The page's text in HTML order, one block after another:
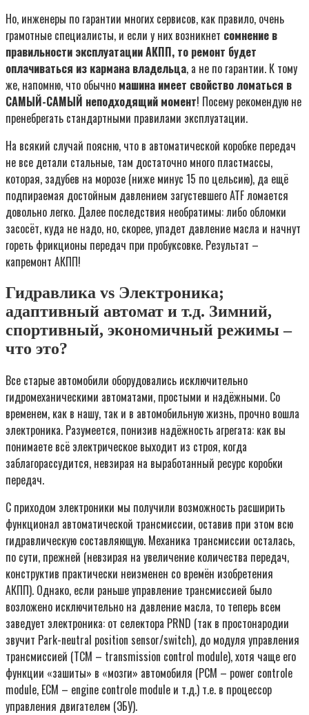
Но, инженеры по гарантии многих сервисов, как правило, очень
грамотные специалисты, и если у них возникнет сомнение в
правильности эксплуатации АКПП, то ремонт будет
оплачиваться из кармана владельца, а не по гарантии. К тому
же, напомню, что обычно машина имеет свойство ломаться в
САМЫЙ-САМЫЙ неподходящий момент! Посему рекомендую не
пренебрегать стандартными правилами эксплуатации.
На всякий случай поясню, что в автоматической коробке передач
не все детали стальные, там достаточно много пластмассы,
которая, задубев на морозе (ниже минус 15 по цельсию), да ещё
подпираемая достойным давлением загустевшего ATF ломается
довольно легко. Далее последствия необратимы: либо обломки
засосёт, куда не надо, но, скорее, упадет давление масла и начнут
гореть фрикционы передач при пробуксовке. Результат –
капремонт АКПП!
Гидравлика vs Электроника;
адаптивный автомат и т.д. Зимний,
спортивный, экономичный режимы –
что это?
Все старые автомобили оборудовались исключительно
гидромеханическими автоматами, простыми и надёжными. Со
временем, как в нашу, так и в автомобильную жизнь, прочно вошла
электроника. Разумеется, понизив надёжность агрегата: как вы
понимаете всё электрическое выходит из строя, когда
заблагорассудится, невзирая на выработанный ресурс коробки
передач.
С приходом электроники мы получили возможность расширить
функционал автоматической трансмиссии, оставив при этом всю
гидравлическую составляющую. Механика трансмиссии осталась,
по сути, прежней (невзирая на увеличение количества передач,
конструктив практически неизменен со времён изобретения
АКПП). Однако, если раньше управление трансмиссией было
возложено исключительно на давление масла, то теперь всем
заведует электроника: от селектора PRND (так в простонародии
звучит Park-neutral position sensor/switch), до модуля управления
трансмиссией (TCM – transmission control module), хотя чаще его
функции «зашиты» в «мозги» автомобиля (PCM – power controle
module, ECM – engine controle module и т.д.) т.е. в процессор
управления двигателем (ЭБУ).